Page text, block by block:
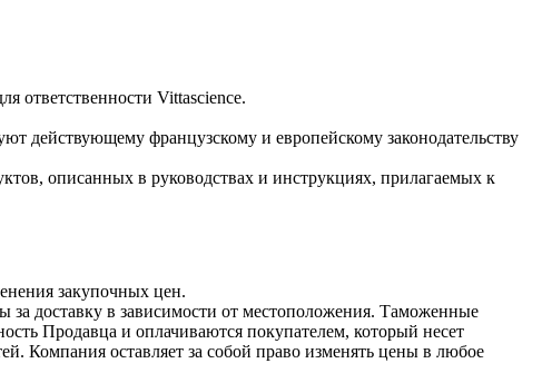
ответственности Vittascience.
действующему французскому и европейскому законодательству
описанных в руководствах и инструкциях, прилагаемых к
закупочных цен.
за доставку в зависимости от местоположения. Таможенные
Продавца и оплачиваются покупателем, который несет
Компания оставляет за собой право изменять цены в любое